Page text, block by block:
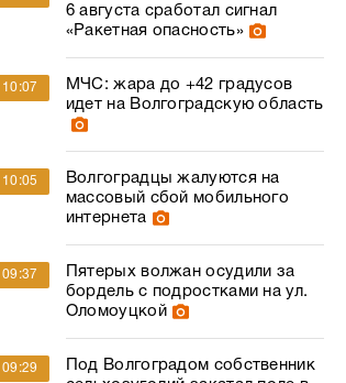
6 августа сработал сигнал
«Ракетная опасность»
10:07
МЧС: жара до +42 градусов
идет на Волгоградскую область
10:05
Волгоградцы жалуются на
массовый сбой мобильного
интернета
09:37
Пятерых волжан осудили за
бордель с подростками на ул.
Оломоуцкой
09:29
Под Волгоградом собственник